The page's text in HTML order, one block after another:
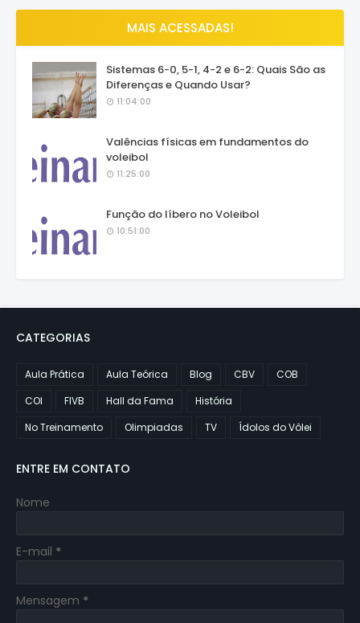
MAIS ACESSADAS!
Sistemas 6-0, 5-1, 4-2 e 6-2: Quais São as
Diferenças e Quando Usar?
11:04:00
Valências físicas em fundamentos do
voleibol
11:25:00
Função do líbero no Voleibol
10:51:00
CATEGORIAS
Aula Prática Aula Teórica Blog CBV
COB
COI
FIVB Hall da Fama
História
No Treinamento
Olimpiadas TV Ídolos do Vôlei
ENTRE EM CONTATO
Nome
E-mail *
Mensagem *